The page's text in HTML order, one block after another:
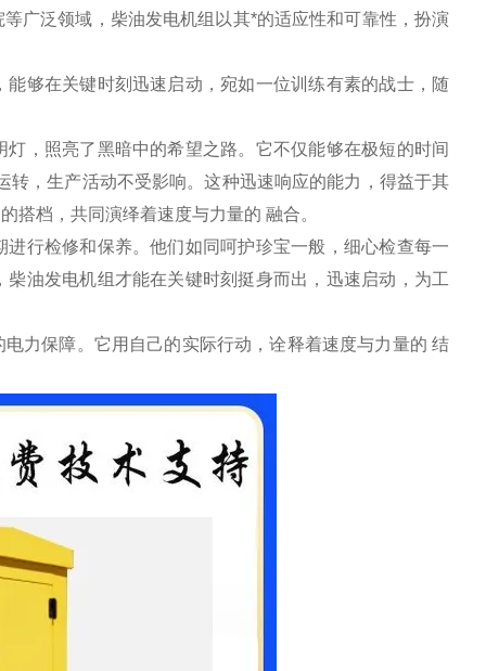
广泛领域，柴油发电机组以其*的适应性和可靠性，扮演
够在关键时刻迅速启动，宛如一位训练有素的战士，随
，照亮了黑暗中的希望之路。它不仅能够在极短的时间
，生产活动不受影响。这种迅速响应的能力，得益于其
搭档，共同演绎着速度与力量的 融合。
行检修和保养。他们如同呵护珍宝一般，细心检查每一
油发电机组才能在关键时刻挺身而出，迅速启动，为工
力保障。它用自己的实际行动，诠释着速度与力量的 结